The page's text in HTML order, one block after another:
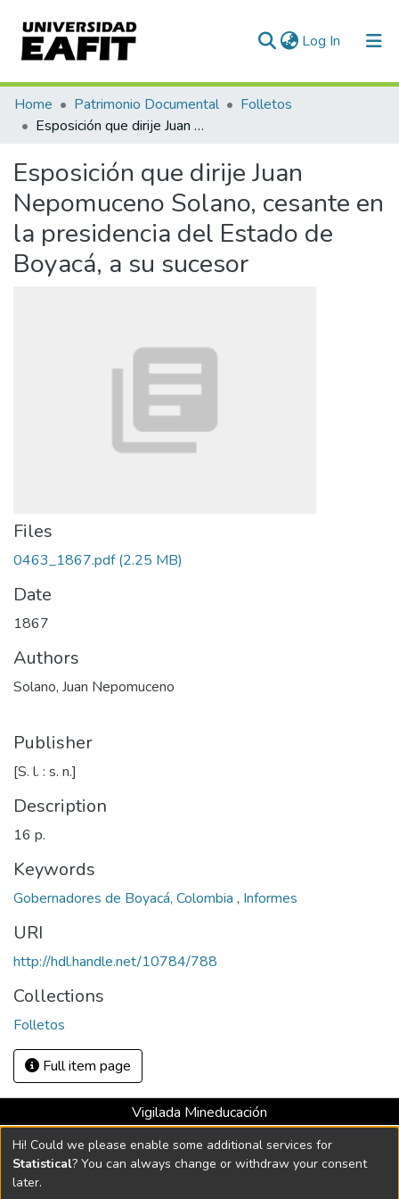
Log In (current)
Communities & Collections
All of DSpace
Statistics
Home Patrimonio Documental
Folletos
Esposición que dirije Juan Nepomuceno Solano, cesante en la presidencia del Estado de Boyacá, a su sucesor
Esposición que dirije Juan
Nepomuceno Solano, cesante en
la presidencia del Estado de
Boyacá, a su sucesor
Files
0463_1867.pdf(2.25 MB)
Date
1867
Authors
Solano, Juan Nepomuceno
Publisher
[S. l. : s. n.]
Description
16 p.
Keywords
Gobernadores de Boyacá, Colombia , Informes
URI
http://hdl.handle.net/10784/788
Collections
Folletos
Full item page
Vigilada Mineducación
Universidad con Acreditación Institucional hasta 2026 -
Resolución MEN 2158 de 2018
Hi! Could we please enable some additional services for
Statistical? You can always change or withdraw your consent
later.